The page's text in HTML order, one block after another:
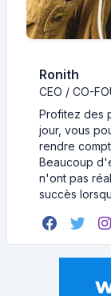
Ronith
CEO / CO-
Profitez des
jour, vous
rendre
Beaucoup
n'ont pas
succès